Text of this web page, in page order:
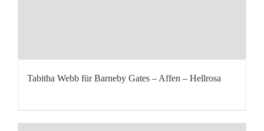
Tabitha Webb für Barneby Gates – Affen – Hellrosa